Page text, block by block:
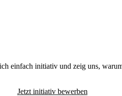
einfach initiativ und zeig uns,
Jetzt initiativ bewerben